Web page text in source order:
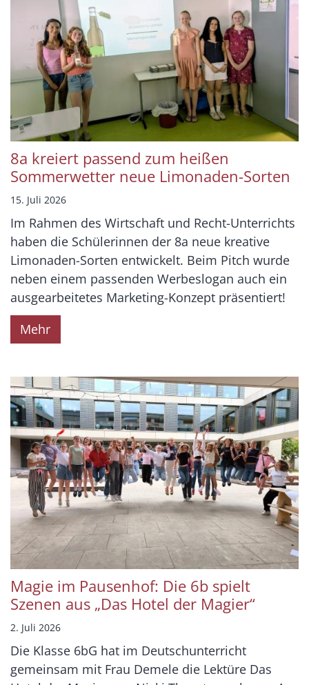
8a kreiert passend zum heißen
Sommerwetter neue Limonaden-Sorten
15. Juli 2026
Im Rahmen des Wirtschaft und Recht-Unterrichts
haben die Schülerinnen der 8a neue kreative
Limonaden-Sorten entwickelt. Beim Pitch wurde
neben einem passenden Werbeslogan auch ein
ausgearbeitetes Marketing-Konzept präsentiert!
Mehr
Magie im Pausenhof: Die 6b spielt
Szenen aus „Das Hotel der Magier“
2. Juli 2026
Die Klasse 6bG hat im Deutschunterricht
gemeinsam mit Frau Demele die Lektüre Das